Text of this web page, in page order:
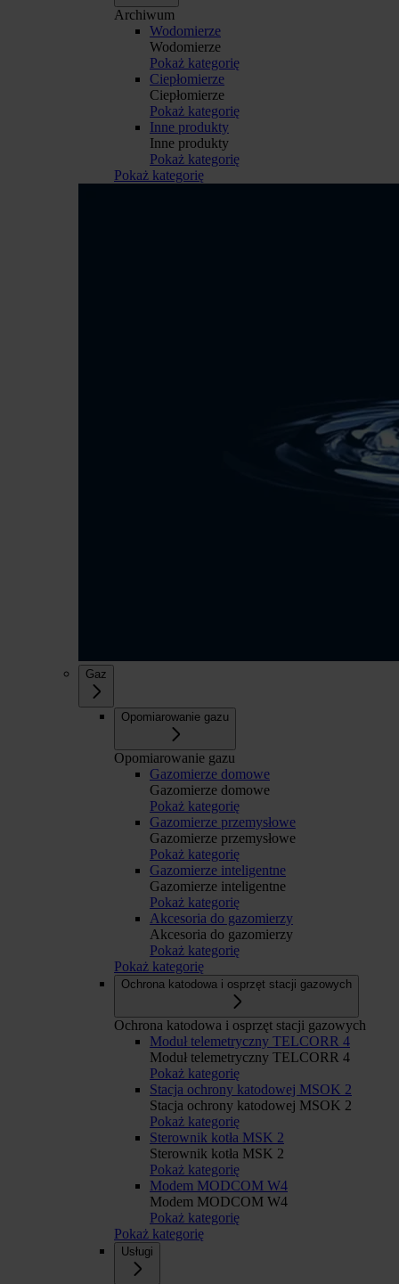
Archiwum
Wodomierze
Wodomierze
Pokaż kategorię
Ciepłomierze
Ciepłomierze
Pokaż kategorię
Inne produkty
Inne produkty
Pokaż kategorię
Pokaż kategorię
Gaz
Opomiarowanie gazu
Opomiarowanie gazu
Gazomierze domowe
Gazomierze domowe
Pokaż kategorię
Gazomierze przemysłowe
Gazomierze przemysłowe
Pokaż kategorię
Gazomierze inteligentne
Gazomierze inteligentne
Pokaż kategorię
Akcesoria do gazomierzy
Akcesoria do gazomierzy
Pokaż kategorię
Pokaż kategorię
Ochrona katodowa i osprzęt stacji gazowych
Ochrona katodowa i osprzęt stacji gazowych
Moduł telemetryczny TELCORR 4
Moduł telemetryczny TELCORR 4
Pokaż kategorię
Stacja ochrony katodowej MSOK 2
Stacja ochrony katodowej MSOK 2
Pokaż kategorię
Sterownik kotła MSK 2
Sterownik kotła MSK 2
Pokaż kategorię
Modem MODCOM W4
Modem MODCOM W4
Pokaż kategorię
Pokaż kategorię
Usługi